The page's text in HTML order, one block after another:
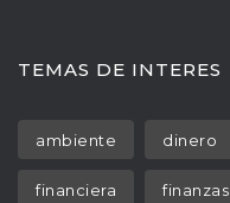
TEMAS DE INTERES
ambiente dinero
financiera finanza